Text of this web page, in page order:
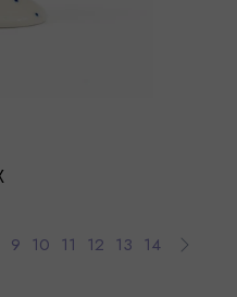
9 10 11 12 13 14 15